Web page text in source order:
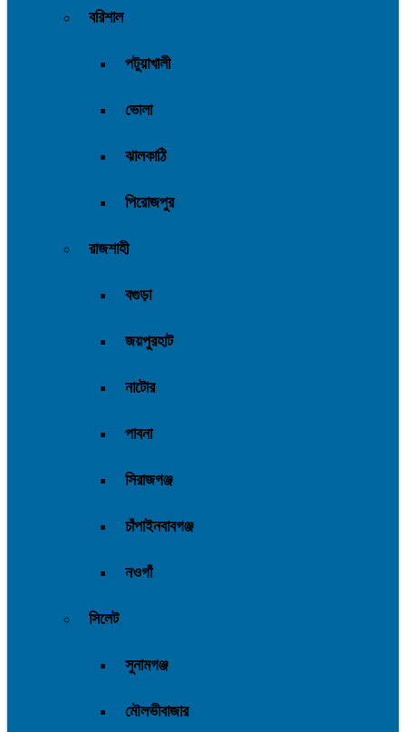
বরিশাল
পটুয়াখালী
ভোলা
ঝালকাঠি
পিরোজপুর
রাজশাহী
বগুড়া
জয়পুরহাট
নাটোর
পাবনা
সিরাজগঞ্জ
চাঁপাইনবাবগঞ্জ
নওগাঁ
সিলেট
সুনামগঞ্জ
মৌলভীবাজার